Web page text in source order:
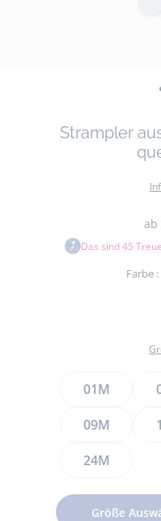
Strampler
ab
Das sind45
Farbe :
01M
09M
24M
Größe